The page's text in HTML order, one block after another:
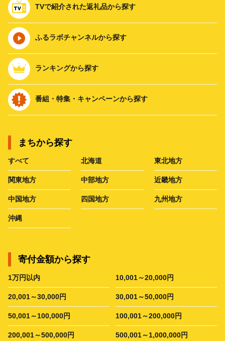
TVで紹介された返礼品から探す
ふるラボチャンネルから探す
ランキングから探す
番組・特集・キャンペーンから探す
まちから探す
すべて 北海道 東北地方
関東地方 中部地方 近畿地方
中国地方 四国地方 九州地方
沖縄
寄付金額から探す
1万円以内 10,001～20,000円
20,001～30,000円 30,001～50,000円
50,001～100,000円 100,001～200,000円
200,001～500,000円 500,001～1,000,000円